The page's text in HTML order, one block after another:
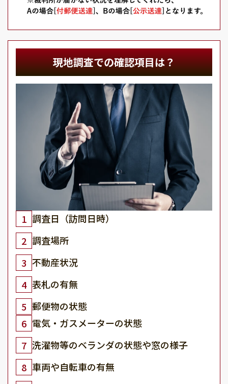
現地調査での確認項目は？
1 調査日（訪問日時）
2 調査場所
3 不動産状況
4 表札の有無
5 郵便物の状態
6 電気・ガスメーターの状態
7 洗濯物等のベランダの状態や窓の様子
8 車両や自転車の有無